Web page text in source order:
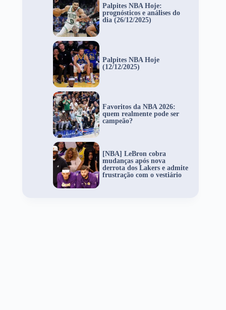
Palpites NBA Hoje:
prognósticos e análises do
dia (26/12/2025)
Palpites NBA Hoje
(12/12/2025)
Favoritos da NBA 2026:
quem realmente pode ser
campeão?
[NBA] LeBron cobra
mudanças após nova
derrota dos Lakers e admite
frustração com o vestiário